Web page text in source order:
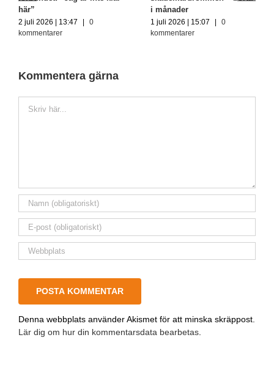
här”
2 juli 2026 | 13:47 |
0
kommentarer
i månader
1 juli 2026 | 15:07 |
0
kommentarer
Kommentera gärna
Denna webbplats använder Akismet för att minska skräppost.
Lär dig om hur din kommentarsdata bearbetas